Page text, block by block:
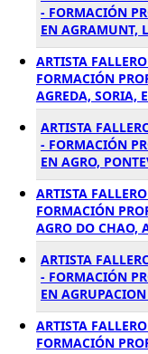
- FORMACIÓN
EN AGRAMUNT,
ARTISTA
FORMACIÓN
AGREDA, SORIA,
ARTISTA
- FORMACIÓN
EN AGRO,
ARTISTA
FORMACIÓN
AGRO DO CHAO,
ARTISTA
- FORMACIÓN
EN
ARTISTA
FORMACIÓN